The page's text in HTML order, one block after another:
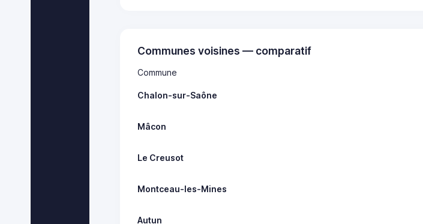
Communes voisines — comparatif
Commune
Chalon-sur-Saône
Mâcon
Le Creusot
Montceau-les-Mines
Autun